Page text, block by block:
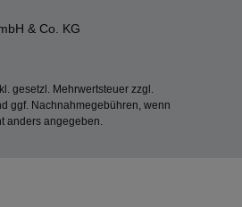
& Co. KG
gesetzl. Mehrwertsteuer zzgl.
ggf. Nachnahmegebühren, wenn
anders angegeben.